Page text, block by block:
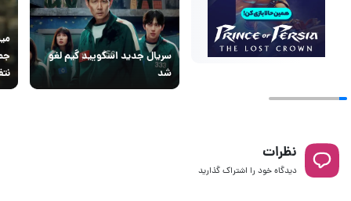
سریال جدید اسکویید گیم لغو
شد
نظرات
دیدگاه خود را اشتراک گذارید